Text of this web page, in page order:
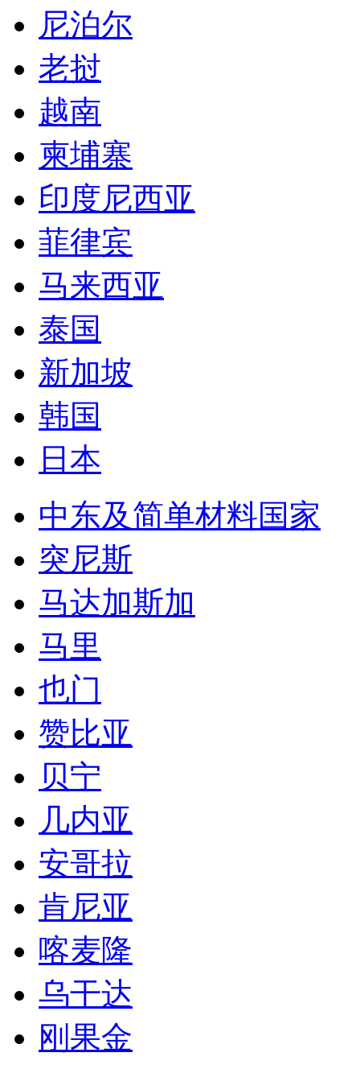
尼泊尔
老挝
越南
柬埔寨
印度尼西亚
菲律宾
马来西亚
泰国
新加坡
韩国
日本
中东及简单材料国家
突尼斯
马达加斯加
马里
也门
赞比亚
贝宁
几内亚
安哥拉
肯尼亚
喀麦隆
乌干达
刚果金